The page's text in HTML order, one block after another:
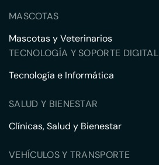
MASCOTAS
Mascotas y Veterinarios
TECNOLOGÍA Y SOPORTE DIGITAL
Tecnología e Informática
SALUD Y BIENESTAR
Clínicas, Salud y Bienestar
VEHÍCULOS Y TRANSPORTE